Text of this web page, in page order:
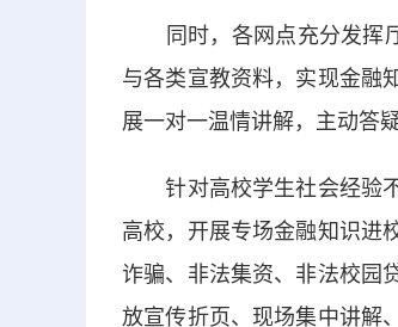
同时，各网点充分发挥厅
与各类宣教资料，实现金融
展一对一温情讲解，主动答
针对高校学生社会经验不
高校，开展专场金融知识进
诈骗、非法集资、非法校园
放宣传折页、现场集中讲解